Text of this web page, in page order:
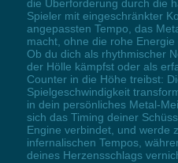
die Überforderung durch die
Spieler mit eingeschränkter
angepassten Tempo, das
macht, ohne die rohe
Ob du dich als rhythmischer
der Hölle kämpfst oder als
Counter in die Höhe treibst:
Spielgeschwindigkeit
in dein persönliches Metal-
sich das Timing deiner
Engine verbindet, und werde
infernalischen Tempos,
deines Herzensschlags